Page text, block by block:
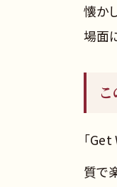
懐か
場面
「
質で